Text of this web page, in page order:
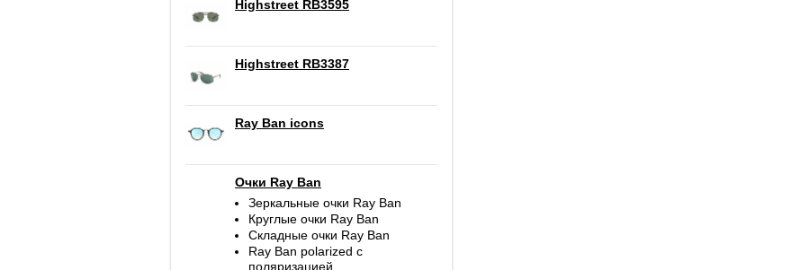
Highstreet RB3595
Highstreet RB3387
Ray Ban icons
Очки Ray Ban
Зеркальные очки Ray Ban
Круглые очки Ray Ban
Складные очки Ray Ban
Ray Ban polarized c
поляризацией